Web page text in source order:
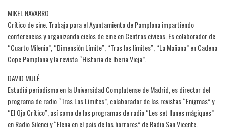
MIKEL NAVARRO
Crítico de cine. Trabaja para el Ayuntamiento de Pamplona impartiendo
conferencias y organizando ciclos de cine en Centros cívicos. Es colaborador de
“Cuarto Milenio”, “Dimensión Límite”, “Tras los límites”, “La Mañana” en Cadena
Cope Pamplona y la revista “Historia de Iberia Vieja”.
DAVID MULÉ
Estudió periodismo en la Universidad Complutense de Madrid, es director del
programa de radio “Tras Los Límites”, colaborador de las revistas “Enigmas” y
“El Ojo Crítico”, así como de los programas de radio “Les set llunes mágiques”
en Radio Silenci y “Elena en el país de los horrores” de Radio San Vicente.